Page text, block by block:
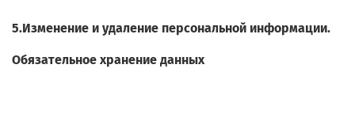
5.Изменение и удаление персональной информации.
Обязательное хранение данных